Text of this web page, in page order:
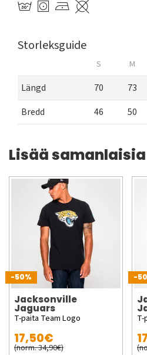
Storleksguide
S M
Längd 70 73
Bredd
46 50
Lisää
-50%
Jacksonville
Jaguars
T-paita Team Logo
17,50€
(norm. 34,90€)
-